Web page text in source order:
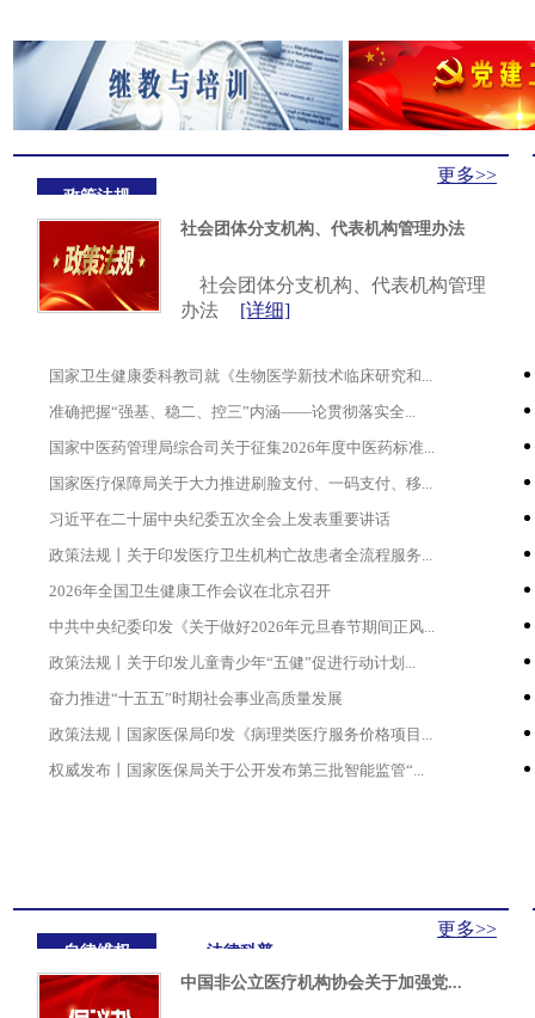
政策法规
更多>>
社会团体分支机构、代表机构管理办法
社会团体分支机构、代表机构管理
办法
[详细]
国家卫生健康委科教司就《生物医学新技术临床研究和...
准确把握“强基、稳二、控三”内涵——论贯彻落实全...
国家中医药管理局综合司关于征集2026年度中医药标准...
国家医疗保障局关于大力推进刷脸支付、一码支付、移...
习近平在二十届中央纪委五次全会上发表重要讲话
政策法规丨关于印发医疗卫生机构亡故患者全流程服务...
2026年全国卫生健康工作会议在北京召开
中共中央纪委印发《关于做好2026年元旦春节期间正风...
政策法规丨关于印发儿童青少年“五健”促进行动计划...
奋力推进“十五五”时期社会事业高质量发展
政策法规丨国家医保局印发《病理类医疗服务价格项目...
权威发布丨国家医保局关于公开发布第三批智能监管“...
自律维权 法律科普
更多>>
中国非公立医疗机构协会关于加强党...